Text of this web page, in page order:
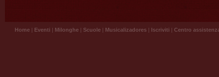
Home | Eventi | Milonghe | Scuole | Musicalizadores | Iscriviti | Centro